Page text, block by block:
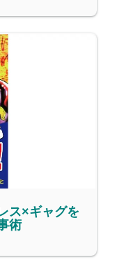
ス×ギャグを
術